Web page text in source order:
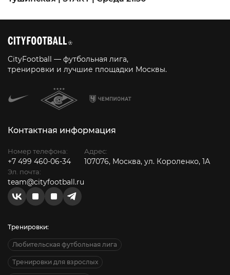
CityFootball — футбольная лига,
тренировки и лучшие площадки Москвы.
Контактная информация
Номер телефона:
+7 499 460-06-34
Эл. почта:
team@cityfootball.ru
Адрес:
107076, Москва, ул. Короленко, 1А
Тренировки:
Любительская футбольная лига
Тренировки для взрослых